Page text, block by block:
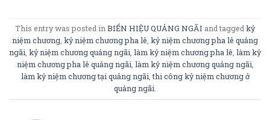
This entry was posted in BIỂN HIỆU QUẢNG NGÃI and tagged kỷ
niệm chương kỷ niệm chương pha lê kỷ niệm chương pha lê quảng
ngãi kỷ niệm chương quảng ngãi làm kỷ niệm chương pha lê làm kỷ
niệm chương pha lê quảng ngãi làm kỷ niệm chương quảng ngãi
làm kỷ niệm chương tại quảng ngãi ,thi công kỷ niệm chương ở
quảng ngãi